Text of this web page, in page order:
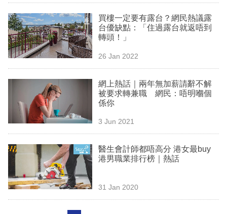
買樓一定要有露台？網民熱議露
台優缺點：「住過露台就返唔到
轉頭！」
26 Jan 2022
網上熱話｜兩年無加薪請辭不解
被要求轉兼職 網民：唔明嗰個
係你
3 Jun 2021
醫生會計師都唔高分 港女最buy
港男職業排行榜｜熱話
31 Jan 2020